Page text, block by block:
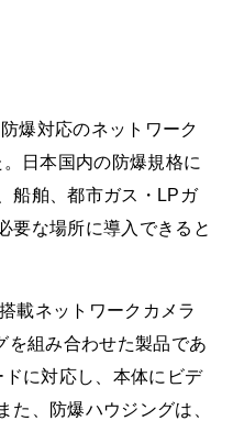
爆対応のネットワーク
日本国内の防爆規格に
船舶、都市ガス・LPガ
要な場所に導入できると
載ネットワークカメラ
を組み合わせた製品であ
に対応し、本体にビデ
た、防爆ハウジングは、